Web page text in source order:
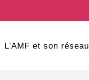
L'AMF et son réseau